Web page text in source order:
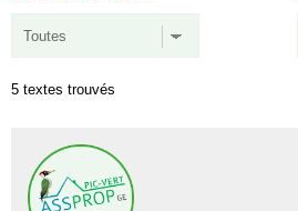
5 textes trouvés